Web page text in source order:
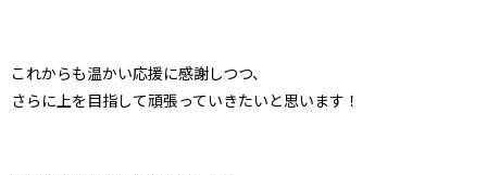
これからも温かい応援に感謝しつつ、
さらに上を目指して頑張っていきたいと思います！